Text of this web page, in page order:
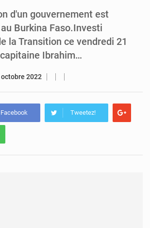
d'un gouvernement est
Burkina Faso.Investi
la Transition ce vendredi 21
Ibrahim…
octobre 2022
Tweetez!